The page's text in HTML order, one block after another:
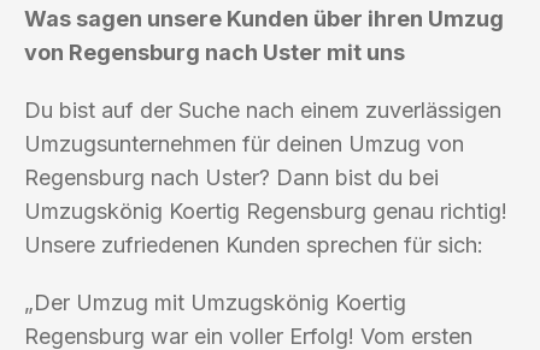
Was sagen unsere Kunden über ihren Umzug
von Regensburg nach Uster mit uns
Du bist auf der Suche nach einem zuverlässigen
Umzugsunternehmen für deinen Umzug von
Regensburg nach Uster? Dann bist du bei
Umzugskönig Koertig Regensburg genau richtig!
Unsere zufriedenen Kunden sprechen für sich:
„Der Umzug mit Umzugskönig Koertig
Regensburg war ein voller Erfolg! Vom ersten